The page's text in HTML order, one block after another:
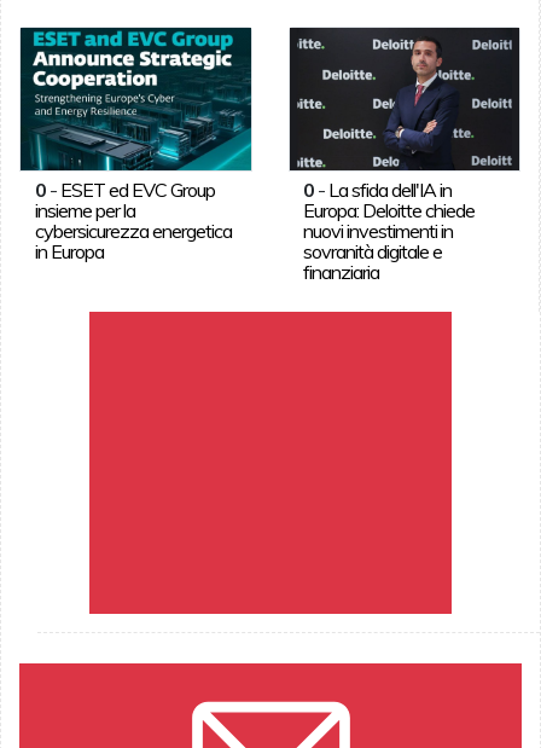
0- ESET ed EVC Group
insieme per la
cybersicurezza energetica
in Europa
0 - La sfida dell'IA in
Europa: Deloitte chiede
nuovi investimenti in
sovranità digitale e
finanziaria